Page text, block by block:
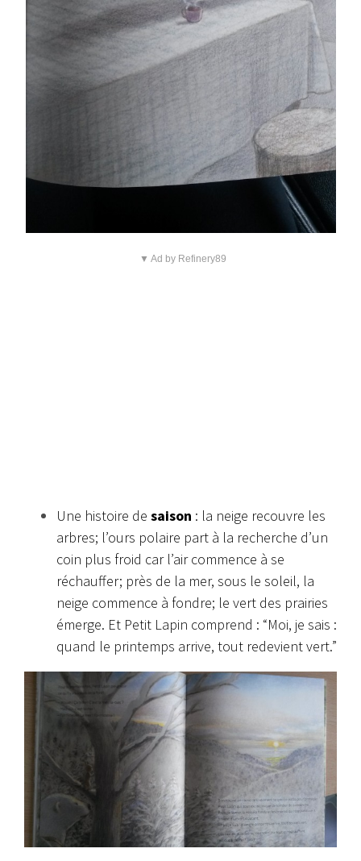
▼ Ad by Refinery89
Une histoire de saison : la neige recouvre les
arbres; l’ours polaire part à la recherche d’un
coin plus froid car l’air commence à se
réchauffer; près de la mer, sous le soleil, la
neige commence à fondre; le vert des prairies
émerge. Et Petit Lapin comprend : “Moi, je sais :
quand le printemps arrive, tout redevient vert.”